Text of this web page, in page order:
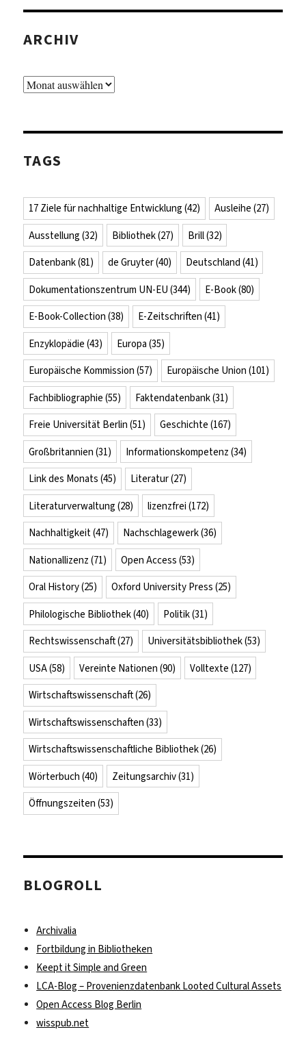
ARCHIV
Archiv
TAGS
17 Ziele für nachhaltige Entwicklung (42) Ausleihe (27)
Ausstellung (32) Bibliothek(27) Brill(32)
Datenbank(81) de Gruyter(40) Deutschland (41)
Dokumentationszentrum UN-EU (344) E-Book(80)
E-Book-Collection (38) E-Zeitschriften (41)
Enzyklopädie (43) Europa (35)
Europäische Kommission (57) Europäische Union (101)
Fachbibliographie (55) Faktendatenbank(31)
Freie Universität Berlin (51) Geschichte (167)
Großbritannien (31) Informationskompetenz (34)
Link des Monats (45) Literatur(27)
Literaturverwaltung (28) lizenzfrei (172)
Nachhaltigkeit(47) Nachschlagewerk(36)
Nationallizenz (71) Open Access (53)
Oral History(25) Oxford University Press (25)
Philologische Bibliothek(40) Politik(31)
Rechtswissenschaft(27) Universitätsbibliothek(53)
USA(58) Vereinte Nationen (90) Volltexte (127)
Wirtschaftswissenschaft(26)
Wirtschaftswissenschaften (33)
Wirtschaftswissenschaftliche Bibliothek(26)
Wörterbuch (40) Zeitungsarchiv(31)
Öffnungszeiten (53)
BLOGROLL
Archivalia
Fortbildung in Bibliotheken
Keept it Simple and Green
LCA-Blog – Provenienzdatenbank Looted Cultural Assets
Open Access Blog Berlin
wisspub.net